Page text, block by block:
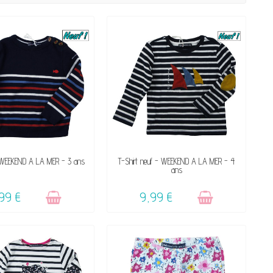
DE SON SUCCÈS
A LA MER - 3 ans
€
VENDU, VICTIME DE SON SUCCÈS
☺
T-Shirt neuf - WEEKEND A LA MER - 4
ans
9,99 €